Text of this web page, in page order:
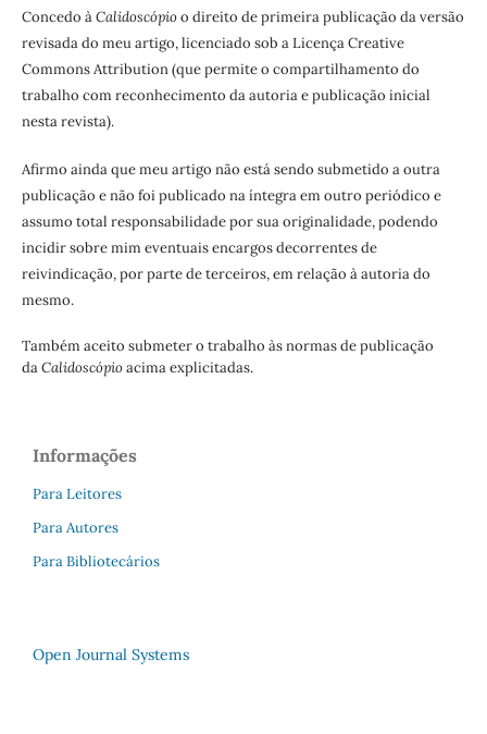
Concedo àCalidoscópioo direito de primeira publicação da versão
revisada do meu artigo, licenciado sob a Licença Creative
Commons Attribution (que permite o compartilhamento do
trabalho com reconhecimento da autoria e publicação inicial
nesta revista).
Afirmo ainda que meu artigo não está sendo submetido a outra
publicação e não foi publicado na íntegra em outro periódico e
assumo total responsabilidade por sua originalidade, podendo
incidir sobre mim eventuais encargos decorrentes de
reivindicação, por parte de terceiros, em relação à autoria do
mesmo.
Também aceito submeter o trabalho às normas de publicação
daCalidoscópioacima explicitadas.
Informações
Para Leitores
Para Autores
Para Bibliotecários
Open Journal Systems